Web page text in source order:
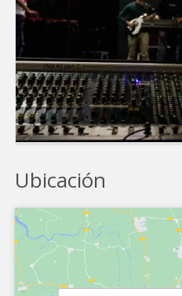
Ubicación